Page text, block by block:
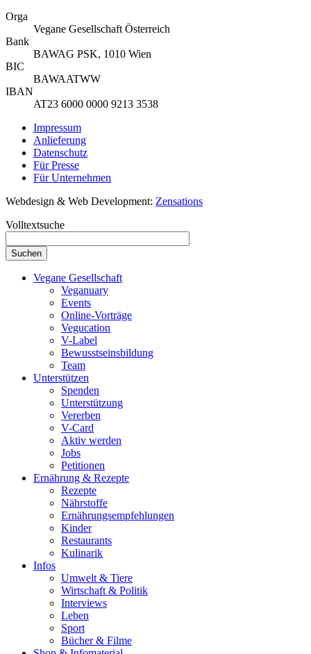
Orga
Vegane Gesellschaft Österreich
Bank
BAWAG PSK, 1010 Wien
BIC
BAWAATWW
IBAN
AT23 6000 0000 9213 3538
Impressum
Anlieferung
Datenschutz
Für Presse
Für Unternehmen
Webdesign & Web Development: Zensations
Volltextsuche
Vegane Gesellschaft
Veganuary
Events
Online-Vorträge
Vegucation
V-Label
Bewusstseinsbildung
Team
Unterstützen
Spenden
Unterstützung
Vererben
V-Card
Aktiv werden
Jobs
Petitionen
Ernährung & Rezepte
Rezepte
Nährstoffe
Ernährungsempfehlungen
Kinder
Restaurants
Kulinarik
Infos
Umwelt & Tiere
Wirtschaft & Politik
Interviews
Leben
Sport
Bücher & Filme